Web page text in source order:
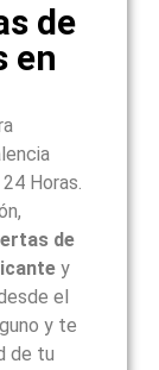
de
en
Horas.
de
y
el
y te
de tu